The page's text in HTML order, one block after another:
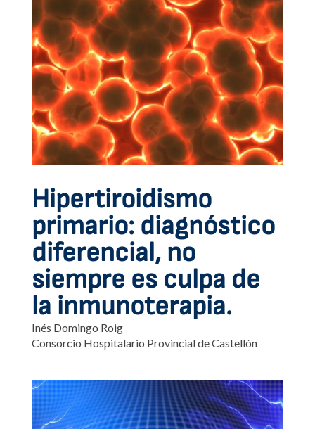
Hipertiroidismo
primario: diagnóstico
diferencial, no
siempre es culpa de
la inmunoterapia.
Inés Domingo Roig
Consorcio Hospitalario Provincial de Castellón